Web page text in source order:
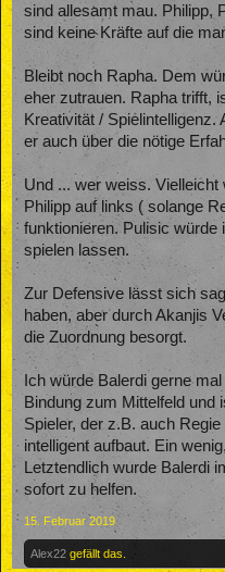
sind allesamt mau. Philipp,
sind keine Kräfte auf die
Bleibt noch Rapha. Dem
eher zutrauen. Rapha trifft,
Kreativität /
er auch über die nötige
Und ... wer weiss.
Philipp auf links ( solange
funktionieren. Pulisic würde
spielen lassen.
Zur Defensive lässt sich
haben, aber durch Akanjis
die Zuordnung besorgt.
Ich würde Balerdi gerne
Bindung zum Mittelfeld und
Spieler, der z.B. auch
intelligent aufbaut. Ein
Letztendlich wurde Balerdi
sofort zu helfen.
15. Februar 2019
Alex22 gefällt das.